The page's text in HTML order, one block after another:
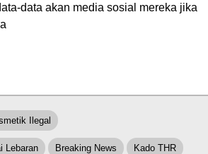
data akan media sosial mereka jika
Ilegal
Lebaran Breaking News Kado THR